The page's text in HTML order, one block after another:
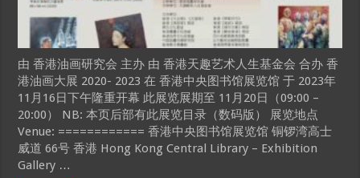
由 香港油画研究会 主办 由 香港天趣艺术人生基金会 合办 香
港油画大展 2020- 2023 在 香港中央图书馆展览馆 于 2023年
11月16日下午隆重开幕 此展览展期至 11月20日（09:00 –
20:00） NB: 本页后部有此展览目录（数码版） 展览地点
Venue: ============ 香港中央图书馆展览馆 铜锣湾高士
威道 66号 香港 Hong Kong Central Library – Exhibition
Gallery …